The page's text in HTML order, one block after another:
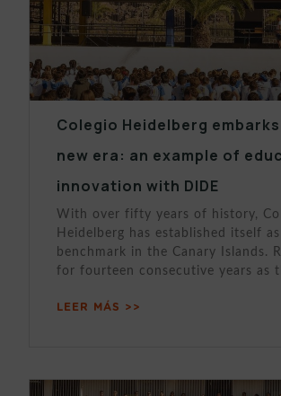
Colegio Heidelberg
new era: an example of
innovation with DIDE
With over fifty years of history,
Heidelberg has established itself as
benchmark in the Canary Islands.
for fourteen consecutive years as
LEER MÁS >>